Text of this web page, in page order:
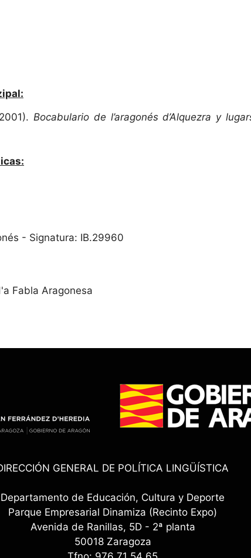
Bocabulario de l’aragonés d’Alquezra y
- Signatura: IB.29960
Fabla Aragonesa
GENERAL DE POLÍTICA LINGÜÍSTICA
Departamento de Educación, Cultura y Deporte
Parque Empresarial Dinamiza (Recinto Expo)
Avenida de Ranillas, 5D - 2ª planta
50018 Zaragoza